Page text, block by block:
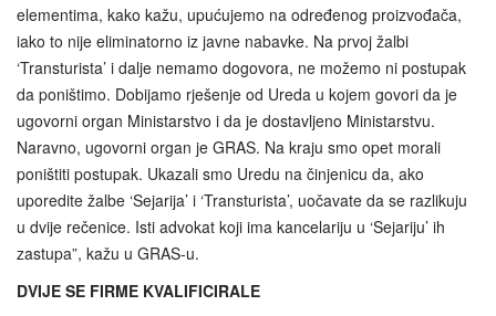
elementima, kako kažu, upućujemo na određenog proizvođača,
iako to nije eliminatorno iz javne nabavke. Na prvoj žalbi
‘Transturista’ i dalje nemamo dogovora, ne možemo ni postupak
da poništimo. Dobijamo rješenje od Ureda u kojem govori da je
ugovorni organ Ministarstvo i da je dostavljeno Ministarstvu.
Naravno, ugovorni organ je GRAS. Na kraju smo opet morali
poništiti postupak. Ukazali smo Uredu na činjenicu da, ako
uporedite žalbe ‘Sejarija’ i ‘Transturista’, uočavate da se razlikuju
u dvije rečenice. Isti advokat koji ima kancelariju u ‘Sejariju’ ih
zastupa”, kažu u GRAS-u.
DVIJE SE FIRME KVALIFICIRALE